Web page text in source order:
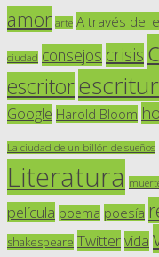
amor arte A través del
ciudad consejos crisis
escritor
Google Harold Bloom
La ciudad de un billón de sueños
Literatura
película poema poesía
shakespeare Twittervida